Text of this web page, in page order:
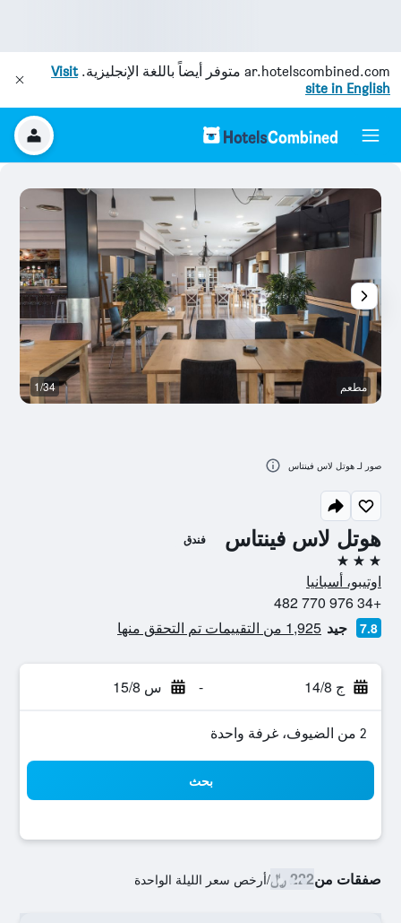
ar.hotelscombined.com متوفر أيضاً باللغة الإنجليزية.Visit
site in English
هوتل لاس فينتاس فندق
3 نجوم
اوتيبو، أسبانيا
+34 976 770 482
7.8 جيد 1,925 من التقييمات تم التحقق منها
ج 14/8 - س 15/8
2 من الضيوف، غرفة واحدة
بحث
صفقات من222 ﷼ /أرخص سعر الليلة الواحدة
مطعم 1/34
صور لـ هوتل لاس فينتاس